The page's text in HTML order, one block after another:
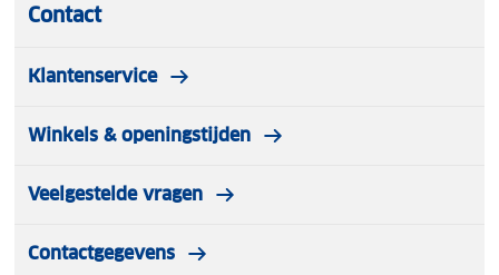
Contact
Klantenservice
Winkels & openingstijden
Veelgestelde vragen
Contactgegevens